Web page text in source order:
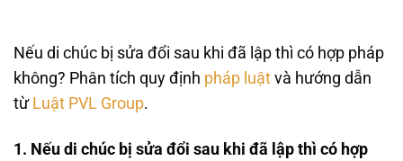
Nếu di chúc bị sửa đổi sau khi đã lập thì có hợp pháp
không? Phân tích quy định pháp luật và hướng dẫn
từLuật PVL Group.
1. Nếu di chúc bị sửa đổi sau khi đã lập thì có hợp